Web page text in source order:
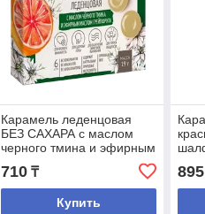
Карамель леденцовая
БЕЗ САХАРА с маслом
черного тмина и эфирным
маслом грейпфрута 19 гр.
710₸
Купить
895